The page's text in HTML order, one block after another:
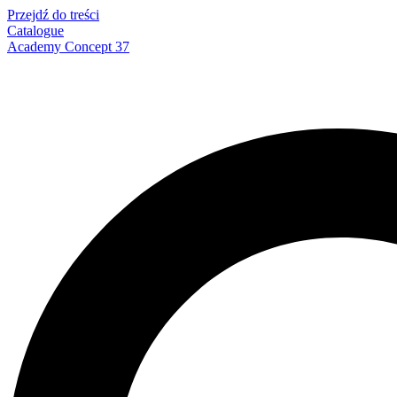
Przejdź do treści
Catalogue
Academy Concept 37